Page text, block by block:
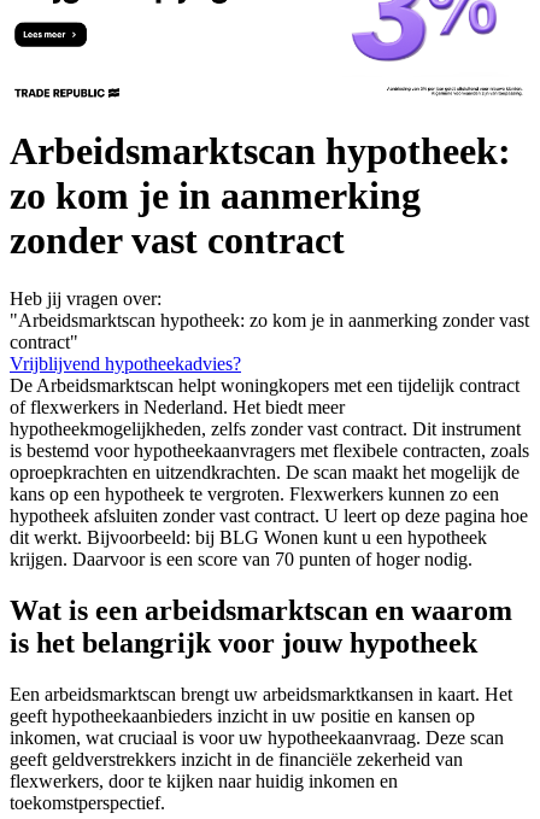
Arbeidsmarktscan hypotheek:
zo kom je in aanmerking
zonder vast contract
Heb jij vragen over:
"Arbeidsmarktscan hypotheek: zo kom je in aanmerking zonder vast
contract"
Vrijblijvend hypotheekadvies?
De Arbeidsmarktscan helpt woningkopers met een tijdelijk contract
of flexwerkers in Nederland. Het biedt meer
hypotheekmogelijkheden, zelfs zonder vast contract. Dit instrument
is bestemd voor hypotheekaanvragers met flexibele contracten, zoals
oproepkrachten en uitzendkrachten. De scan maakt het mogelijk de
kans op een hypotheek te vergroten. Flexwerkers kunnen zo een
hypotheek afsluiten zonder vast contract. U leert op deze pagina hoe
dit werkt. Bijvoorbeeld: bij BLG Wonen kunt u een hypotheek
krijgen. Daarvoor is een score van 70 punten of hoger nodig.
Wat is een arbeidsmarktscan en waarom
is het belangrijk voor jouw hypotheek
Een arbeidsmarktscan brengt uw arbeidsmarktkansen in kaart. Het
geeft hypotheekaanbieders inzicht in uw positie en kansen op
inkomen, wat cruciaal is voor uw hypotheekaanvraag. Deze scan
geeft geldverstrekkers inzicht in de financiële zekerheid van
flexwerkers, door te kijken naar huidig inkomen en
toekomstperspectief.